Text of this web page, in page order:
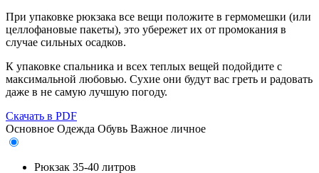
При упаковке рюкзака все вещи положите в гермомешки (или
целлофановые пакеты), это убережет их от промокания в
случае сильных осадков.
К упаковке спальника и всех теплых вещей подойдите с
максимальной любовью. Сухие они будут вас греть и радовать
даже в не самую лучшую погоду.
Скачать в PDF
Основное Одежда Обувь Важное личное
Рюкзак 35-40 литров